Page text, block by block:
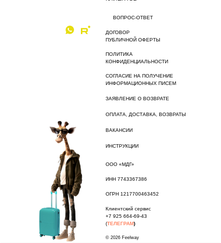
ВОПРОС-ОТВЕТ
ДОГОВОР
ПУБЛИЧНОЙ ОФЕРТЫ
ПОЛИТИКА
КОНФИДЕНЦИАЛЬНОСТИ
© 2026 Feelway
ООО «МДГ»
ИНН 7743367386
ОГРН 1217700463452
Клиентский сервис
+7 925 664-69-43
(ТЕЛЕГРАМ)
ЗАЯВЛЕНИЕ О ВОЗВРАТЕ
ВАКАНСИИ
ИНСТРУКЦИИ
ОПЛАТА, ДОСТАВКА, ВОЗВРАТЫ
СОГЛАСИЕ НА ПОЛУЧЕНИЕ
ИНФОРМАЦИОННЫХ ПИСЕМ